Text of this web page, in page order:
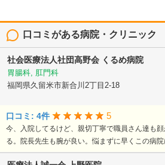
口コミがある病院・クリニック
社会医療法人社団高野会 くるめ病院
胃腸科, 肛門科
福岡県久留米市新合川2丁目2-18
口コミ: 4件 5
今、入院してるけど、親切丁寧で職員さん達も
る。院長先生も腕が良い。悩まずに早くこの病